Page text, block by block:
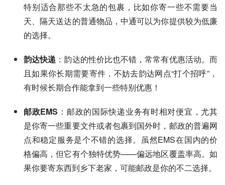
特别适合那些不太急的包裹，比如你寄一些不需要当
天、隔天送达的普通物品，中通可以为你提供较为低廉
的选择。
韵达快递 ：韵达的性价比也不错，常常有优惠活动。而
且如果你长期需要寄件，不妨去韵达网点“打个招呼”，
有时候长期合作能拿到一些特别优惠！
邮政EMS ：邮政的国际快递业务有时相对便宜，尤其
是你寄一些重要文件或者包裹到国外时，邮政的普遍网
点和稳定服务是个不错的选择。虽然EMS在国内的价
格偏高，但它有个独特优势——偏远地区覆盖率高。如
果你要寄东西到乡下老家，可能邮政是你的不二选择。